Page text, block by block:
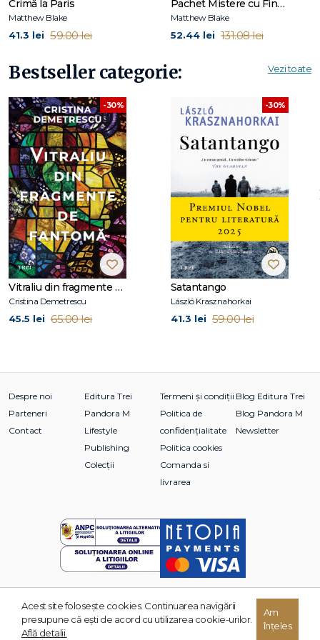
Crimă la Paris
Matthew Blake
41.3 lei 59.00 lei
Pachet Mistere cu Final-Șoc
Matthew Blake
52.44 lei 131.08 lei
Bestseller categorie: Vezi toate
-30%
Vitraliu din fragmente de fantomă
Cristina Demetrescu
45.5 lei 65.00 lei
-30%
Satantango
László Krasznahorkai
41.3 lei 59.00 lei
Despre noi
Parteneri
Contact
Editura Trei
Pandora M
Lifestyle
Publishing
Colecții
Termeni și condiții
Politica de
confidențialitate
Politica cookies
Comanda si
livrarea
Blog Editura Trei
Blog Pandora M
Newsletter
© 2026 Grupul Editorial TREI. Toate drepturile rezervate.
Acest site foloseşte cookies. Continuarea navigării
presupune că eşti de acord cu utilizarea cookie-urilor.
Află detalii.
Am
înțeles